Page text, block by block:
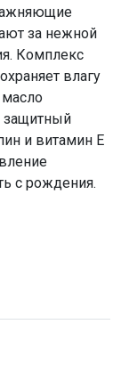
за нежной
Комплекс
влагу
защитный
и витамин Е
с рождения.